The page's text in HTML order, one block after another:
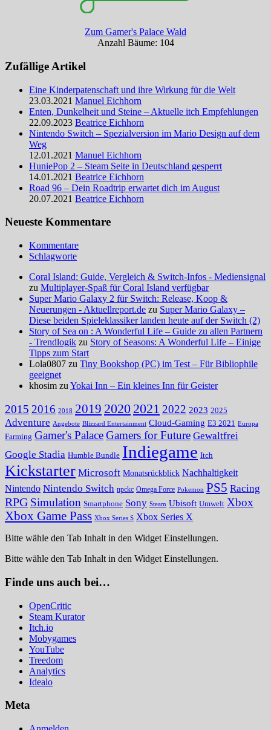
Zum Gamer's Palace Wald
Anzahl Bäume: 104
Zufällige Artikel
Eine Kinderpatenschaft und ihre Wirkung für die Welt
23.03.2021 Manuel Eichhorn
Enten, Dunkelheit und Steine – Aktuelle itch Empfehlungen
22.09.2023 Beatrice Eichhorn
Nintendo Switch – Spezialversion im Mario Design auf dem
Weg
12.01.2021 Manuel Eichhorn
HuniePop 2 – Steam Seite in Deutschland gesperrt
14.01.2021 Beatrice Eichhorn
Road 96 – Dein Roadtrip erwartet dich im August
20.07.2021 Beatrice Eichhorn
Neueste Kommentare
Kommentare
Schlagworte
Coral Island: Guide, Vergleich & Switch-Infos - Mediensignal
zu Multiplayer-Spaß für Coral Island verfügbar
Super Mario Galaxy 2 für Switch: Release, Koop &
Neuerungen - Aktuellreport.de zu Super Mario Galaxy –
Diese beiden Spieleklassiker landen heute auf der Switch (2)
Story of Sea on : A Wonderful Life – Guide zu allen Partnern
- Trendlogik zu Story of Seasons: A Wonderful Life – Einige
Tipps zum Start
Lola0807 zu Tiny Bookshop (PC) im Test – Für Bibliophile
geeignet
khosim zu Yokai Inn – Ein kleines Inn für Geister
2015 2016 2018 2019 2020 2021 2022 2023 2025
Adventure Angebote Blizzard Entertainment Cloud-Gaming E3 2021 Europa
Farming Gamer's PalaceGamers for Future Gewaltfrei
Google Stadia Humble Bundle Indiegame Itch
Kickstarter Microsoft Monatsrückblick Nachhaltigkeit
Nintendo Nintendo Switch npckc Omega Force Pokemon PS5 Racing
RPG Simulation Smartphone Sony Steam Ubisoft Umwelt Xbox
Xbox Game Pass Xbox Series S Xbox Series X
Bitte wähle den Tab Inhalt in den Widget Einstellungen.
Bitte wähle den Tab Inhalt in den Widget Einstellungen.
Finde uns auch bei…
OpenCritic
Steam Kurator
Itch.io
Mobygames
YouTube
Treedom
Analytics
Idealo
Meta